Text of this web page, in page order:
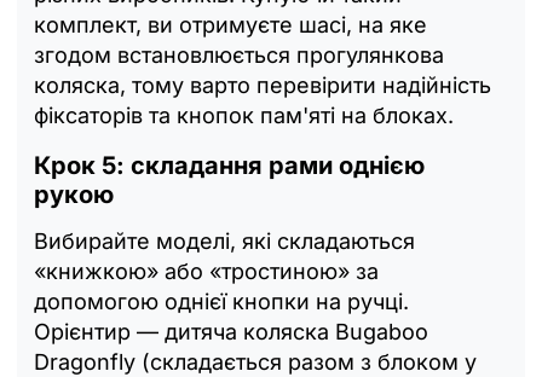
комплект, ви отримуєте шасі, на яке
згодом встановлюється прогулянкова
коляска, тому варто перевірити надійність
фіксаторів та кнопок пам'яті на блоках.
Крок 5: складання рами однією
рукою
Вибирайте моделі, які складаються
«книжкою» або «тростиною» за
допомогою однієї кнопки на ручці.
Орієнтир — дитяча коляска Bugaboo
Dragonfly (складається разом з блоком у